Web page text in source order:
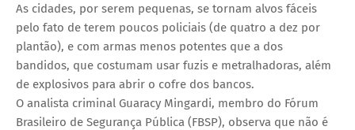
As cidades, por serem pequenas, se tornam alvos fáceis
pelo fato de terem poucos policiais (de quatro a dez por
plantão), e com armas menos potentes que a dos
bandidos, que costumam usar fuzis e metralhadoras, além
de explosivos para abrir o cofre dos bancos.
O analista criminal Guaracy Mingardi, membro do Fórum
Brasileiro de Segurança Pública (FBSP), observa que não é